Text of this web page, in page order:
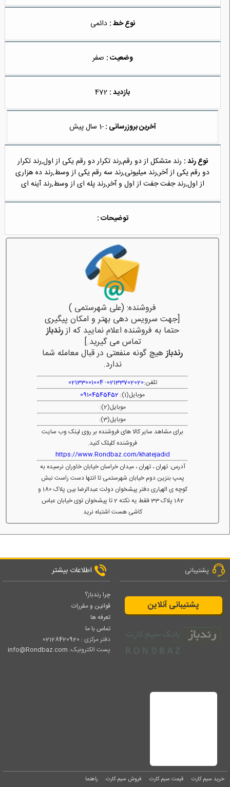
نوع خط : دائمی
وضعیت : صفر
بازدید :
آخرین بروزرسانی :-1 سال پیش
نوع رند : رند متشکل از دو رقم,رند تکرار دو رقم یکی از اول,رند تکرار
دو رقم یکی از آخر,رند میلیونی,رند سه رقم یکی از وسط,رند ده هزاری
از اول,رند جفت جفت از اول و آخر,رند پله ای از وسط,رند آینه ای
توضیحات :
فروشنده: (علی شهرستمی )
[جهت سرویس دهی بهتر و امکان پیگیری
حتما به فروشنده اعلام نمایید که ازرندباز
تماس می گیرید.]
رندبازهیچ گونه منفعتی در قبال معامله شما
ندارد.
تلفن:02133702020
-
02133001004
موبایل(1):
09104545452
موبایل(2):
موبایل(3):
برای مشاهد سایر کالا های فروشنده بر روی لینک وب سایت
فروشنده کلیلک کنید.
https://www.Rondbaz.com/khatejadid
آدرس: تهران ، تهران ، میدان خراسان خیابان خاوران نرسیده به
پمپ بنزین دوم خیابان شهرستمی تا انتها دست راست نبش
کوچه ی الهیاری دفتر پیشخوان دولت عبدالرضا بین پلاک 180 و
182 پلاک 33 فقط یه نکته 2 تا پیشخوان توی خیابان عباس
کاشی هست اشتباه نرید
پشتیبانی
پشتیبانی آنلاین
اطلاعات بیشتر
چرا رندباز؟
قوانین و مقررات
تعرفه ها
تماس با ما
دفتر مرکزی : 02128420920
پست الکترونیک: info@Rondbaz.com
خرید سیم کارت قیمت سیم کارت فروش سیم کارت راهنما